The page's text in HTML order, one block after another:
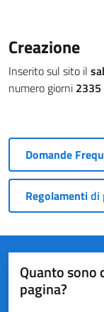
Creazione
Inserito sul sito il
numero giorni 2335
Domande
Regolamentidi
Quanto sono
pagina?